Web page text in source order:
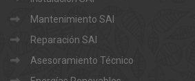
Mantenimiento SAI
Reparación SAI
Asesoramiento Técnico